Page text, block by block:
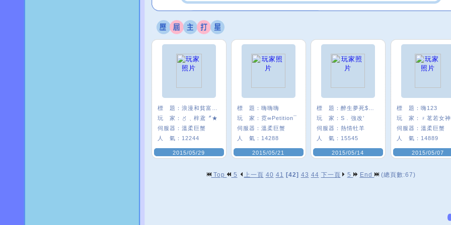
標 題：
玩 家：
〥﹑梓鳶〞★
伺服器： 溫柔巨蟹
人 氣： 12244
2015/05/29
標 題： 嗨嗨嗨
玩 家： 霓∞Petition¯
伺服器： 溫柔巨蟹
人 氣： 14288
2015/05/21
標 題：
玩 家： S﹒強改’
伺服器： 熱情牡羊
人 氣： 15545
2015/05/14
標 題： 嗨123
玩 家：
伺服器： 溫柔巨蟹
人 氣： 14889
2015/05/07
Top 5 上一頁 40 41 [42] 43 44 下一頁 5 End (總頁數:67)